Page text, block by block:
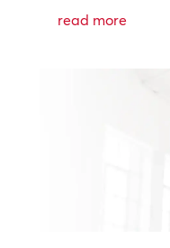
read more